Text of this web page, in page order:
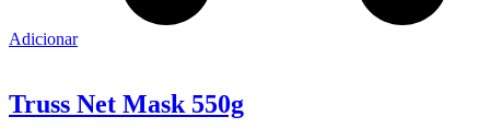
Adicionar
Truss Net Mask 550g